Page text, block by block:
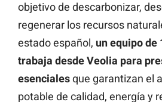
objetivo de descarbonizar,
regenerar los recursos
estado español, un equipo de
trabaja desde Veolia para
esencialesque garantizan el
potable de calidad, energía y